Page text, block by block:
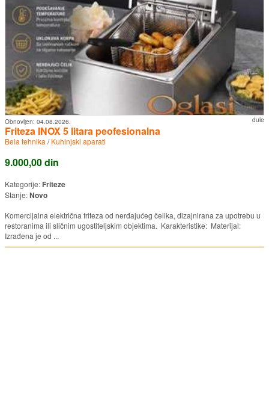
dule
Obnovljen: 04.08.2026.
Friteza INOX 5 litara peofesionalna
Bela tehnika /Kuhinjski aparati
9.000,00 din
Kategorije: Friteze
Stanje:Novo
Komercijalna električna friteza od nerđajućeg čelika, dizajnirana za upotrebu u
restoranima ili sličnim ugostiteljskim objektima. Karakteristike: Materijal:
Izrađena je od ...